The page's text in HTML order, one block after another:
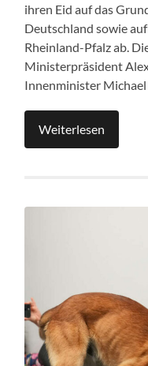
ihren Eid auf das
Deutschland sowie
Rheinland-Pfalz ab.
Ministerpräsident
Innenminister
Weiterlesen